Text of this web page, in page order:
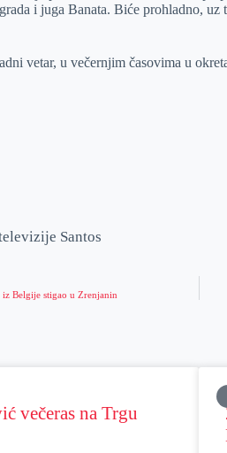
i juga Banata. Biće prohladno, uz
vetar, u večernjim časovima u
Santos
iz Belgije stigao u Zrenjanin
večeras na Trgu